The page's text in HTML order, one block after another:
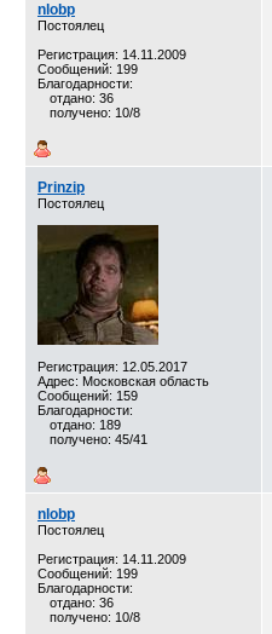
nlobp
Постоялец
Регистрация: 14.11.2009
Сообщений: 199
Благодарности:
отдано: 36
получено: 10/8
Prinzip
Постоялец
Регистрация: 12.05.2017
Адрес: Московская область
Сообщений: 159
Благодарности:
отдано: 189
получено: 45/41
nlobp
Постоялец
Регистрация: 14.11.2009
Сообщений: 199
Благодарности:
отдано: 36
получено: 10/8